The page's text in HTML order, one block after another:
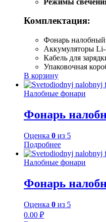
Комплектация:
Фонарь
Аккумуляторы
Кабель для
Упаковочная
В корзину
Налобные фонари
Фонарь
Оценка 0 из 5
Подробнее
Налобные фонари
Фонарь
Оценка 0 из 5
0.00 ₽